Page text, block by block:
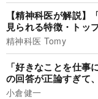
【精神科医が解説
見られる特徴・トッ
精神科医 Tomy
「好きなことを仕事
の回答が正論すぎて
小倉健一